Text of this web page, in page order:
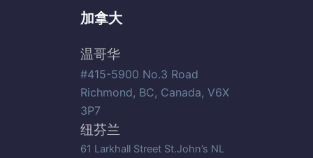
加拿大
温哥华
#415-5900 No.3 Road
Richmond, BC, Canada, V6X
3P7
纽芬兰
61 Larkhall Street St.John’s NL